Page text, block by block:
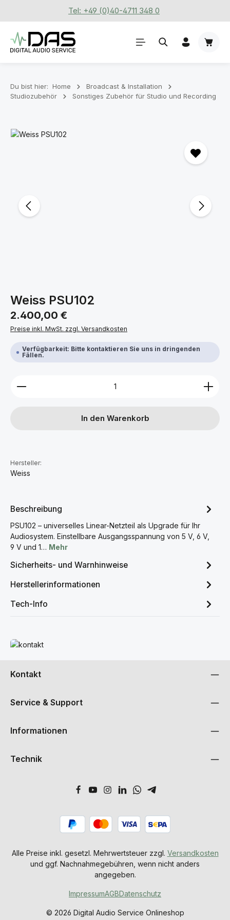
Zum Hauptinhalt springenTel: +49 (0)40-4711 348 0
Du bist hier: Home
Broadcast & Installation
Studiozubehör
Sonstiges Zubehör für Studio und Recording
Bildergalerie überspringen
Weiss PSU102
Regulärer Preis:
2.400,00 €
Preise inkl. MwSt. zzgl. Versandkosten
Verfügbarkeit: Bitte kontaktieren Sie uns in dringenden
Fällen.
Produkt Anzahl: Gib den gewünschten Wert ein
In den Warenkorb
Hersteller:
Weiss
Beschreibung
PSU102 – universelles Linear-Netzteil als Upgrade für Ihr
Audiosystem. Einstellbare Ausgangsspannung von 5 V, 6 V,
9 V und 1… Mehr
Sicherheits- und Warnhinweise
Herstellerinformationen
Tech-Info
Mehr erfahren
Kontakt
Service & Support
Informationen
Technik
Alle Preise inkl. gesetzl. Mehrwertsteuer zzgl. Versandkosten
und ggf. Nachnahmegebühren, wenn nicht anders
angegeben.
© 2026 Digital Audio Service Onlineshop
ImpressumAGBDatenschutz